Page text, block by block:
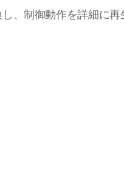
、制御動作を詳細に